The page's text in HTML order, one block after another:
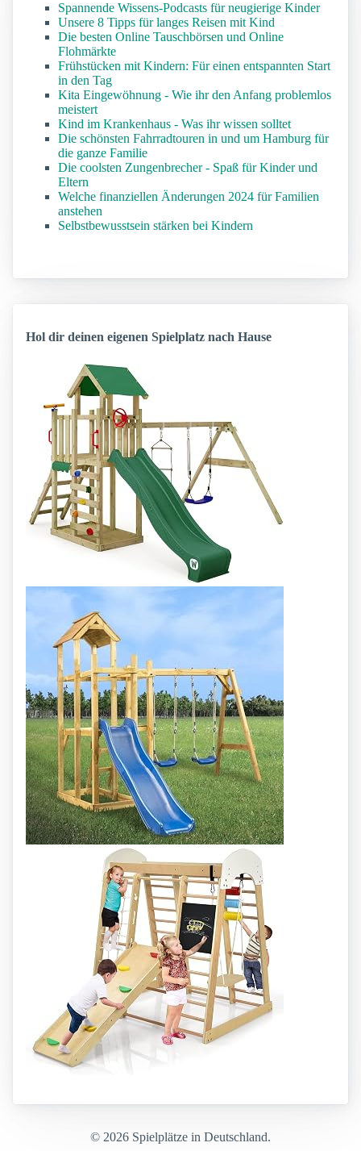
Spannende Wissens-Podcasts für neugierige Kinder
Unsere 8 Tipps für langes Reisen mit Kind
Die besten Online Tauschbörsen und Online
Flohmärkte
Frühstücken mit Kindern: Für einen entspannten Start
in den Tag
Kita Eingewöhnung - Wie ihr den Anfang problemlos
meistert
Kind im Krankenhaus - Was ihr wissen solltet
Die schönsten Fahrradtouren in und um Hamburg für
die ganze Familie
Die coolsten Zungenbrecher - Spaß für Kinder und
Eltern
Welche finanziellen Änderungen 2024 für Familien
anstehen
Selbstbewusstsein stärken bei Kindern
Hol dir deinen eigenen Spielplatz nach Hause
© 2026 Spielplätze in Deutschland.